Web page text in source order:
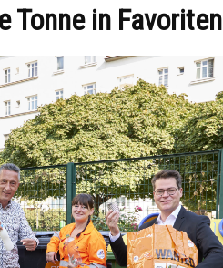
Tonne in Favoriten